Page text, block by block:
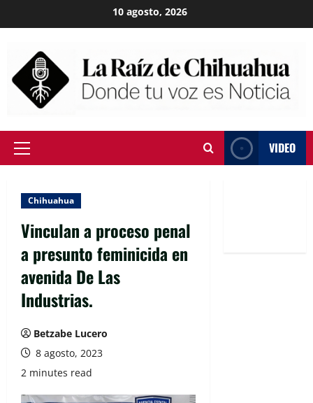
to
10 agosto, 2026
Primary
VIDEO
Chihuahua
Vinculan a proceso penal
a presunto feminicida en
avenida De Las
Industrias.
Betzabe Lucero
8 agosto, 2023
2 minutes read